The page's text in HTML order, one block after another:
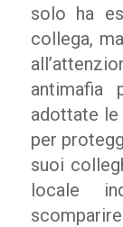
solo ha
collega,
antimafia
adottate le
per
suoi
locale